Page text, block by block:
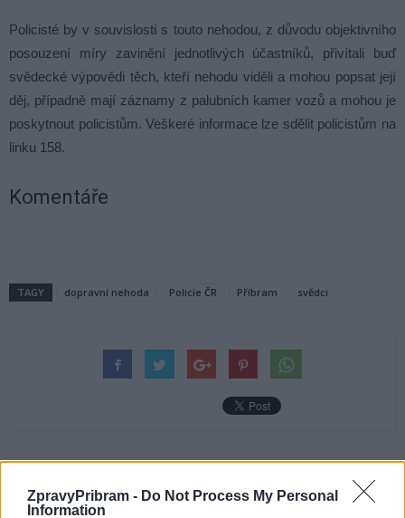
ZpravyPribram - Do Not Process My Personal
Information
Policisté by v souvislosti s touto nehodou, z důvodu objektivního
posouzení míry zavinění jednotlivých účastníků, přivítali buď
svědecké výpovědi těch, kteří nehodu viděli a mohou popsat její
děj, případně mají záznamy z palubních kamer vozů a mohou je
poskytnout policistům. Veškeré informace lze sdělit policistům na
linku 158.
Komentáře
TAGY dopravní nehoda Policie ČR Příbram svědci
Simona Luftová: Chtěla bych se
Následující článek
Dnes slavíme Mezinárodní den